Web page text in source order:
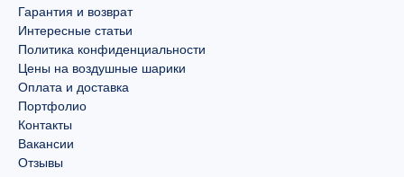
Гарантия и возврат
Интересные статьи
Политика конфиденциальности
Цены на воздушные шарики
Оплата и доставка
Портфолио
Контакты
Вакансии
Отзывы